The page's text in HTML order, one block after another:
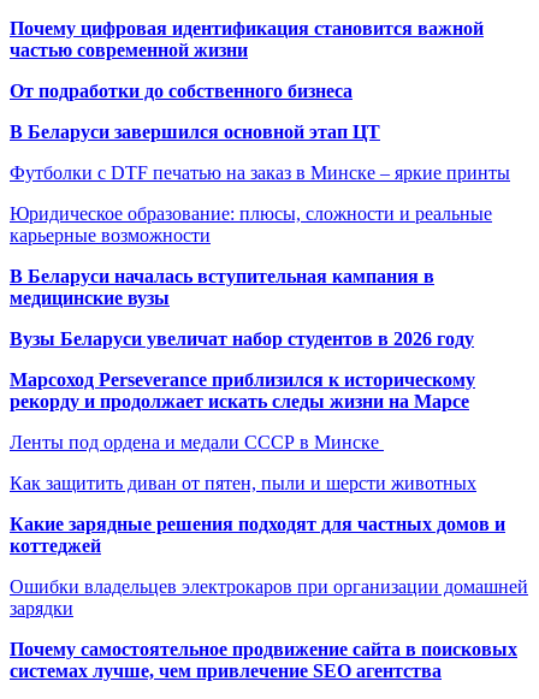
Почему цифровая идентификация становится важной
частью современной жизни
От подработки до собственного бизнеса
В Беларуси завершился основной этап ЦТ
Футболки с DTF печатью на заказ в Минске – яркие принты
Юридическое образование: плюсы, сложности и реальные
карьерные возможности
В Беларуси началась вступительная кампания в
медицинские вузы
Вузы Беларуси увеличат набор студентов в 2026 году
Марсоход Perseverance приблизился к историческому
рекорду и продолжает искать следы жизни на Марсе
Ленты под ордена и медали СССР в Минске
Как защитить диван от пятен, пыли и шерсти животных
Какие зарядные решения подходят для частных домов и
коттеджей
Ошибки владельцев электрокаров при организации домашней
зарядки
Почему самостоятельное продвижение сайта в поисковых
системах лучше, чем привлечение SEO агентства